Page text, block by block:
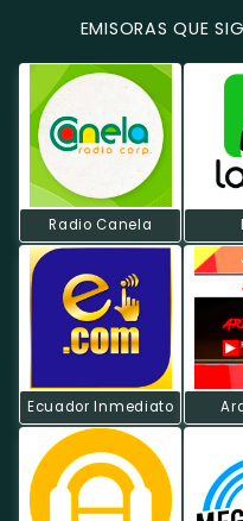
EMISORAS QUE
Radio Canela
Ecuador Inmediato